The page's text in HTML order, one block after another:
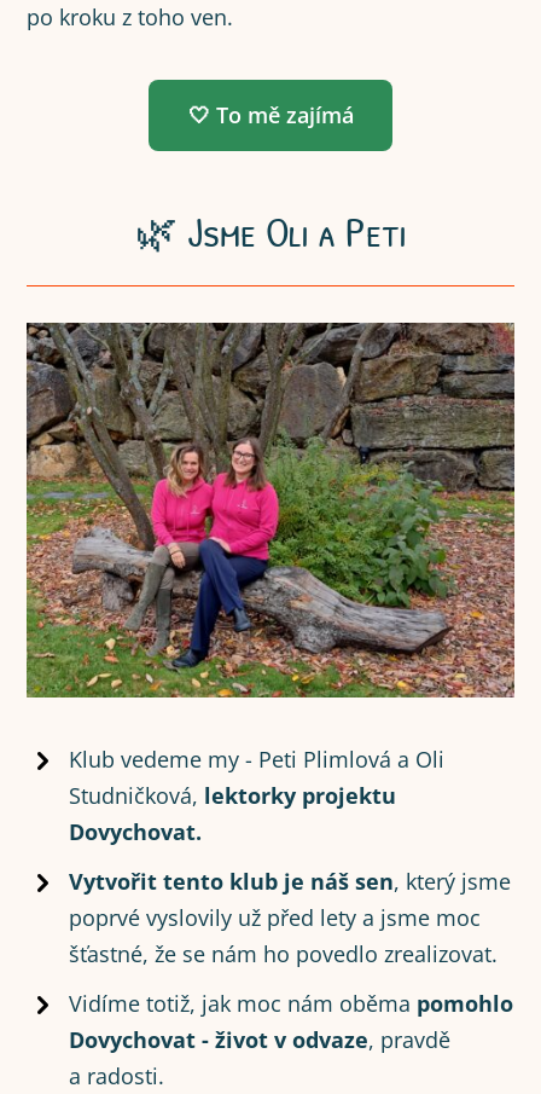
po kroku z toho ven.
🤍 To mě zajímá
🌿 Jsme Oli a Peti
Klub vedeme my - Peti Plimlová a Oli
Studničková, lektorky projektu
Dovychovat.
Vytvořit tento klub je náš sen, který jsme
poprvé vyslovily už před lety a jsme moc
šťastné, že se nám ho povedlo zrealizovat.
Vidíme totiž, jak moc nám oběma pomohlo
Dovychovat - život v odvaze, pravdě
a radosti.